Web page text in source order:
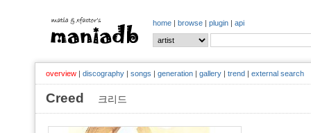
home | browse | plugin | api
overview | discography | songs | generation | gallery | trend | external search
Creed 크리드